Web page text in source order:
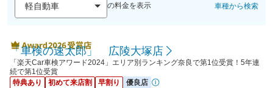
の料金を表示 車種から検索
「車検の速太郎」 広陵大塚店
「楽天Car車検アワード2024」エリア別ランキング奈良で第1位受賞！5年連
続で第1位受賞
特典あり
初めて来店割 早割り
優良店